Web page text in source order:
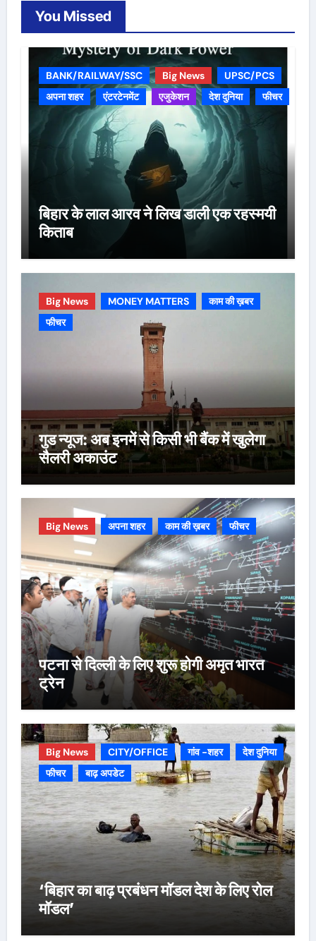
You Missed
BANK/RAILWAY/SSC Big News
UPSC/PCS
अपना शहर
एंटरटेनमेंट एजुकेशन देश दुनिया फीचर
बिहार के लाल आरव ने लिख डाली एक रहस्मयी
किताब
Big News MONEY MATTERS
काम की ख़बर
फीचर
गुड न्यूज: अब इनमें से किसी भी बैंक में खुलेगा
सैलरी अकाउंट
Big News अपना शहर काम की ख़बर फीचर
पटना से दिल्ली के लिए शुरू होगी अमृत भारत
ट्रेन
Big News CITY/OFFICE गांव -शहर
देश दुनिया
फीचर
बाढ़ अपडेट
‘बिहार का बाढ़ प्रबंधन मॉडल देश के लिए रोल
मॉडल’